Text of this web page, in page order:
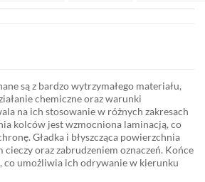
są z bardzo wytrzymałego materiału,
chemiczne oraz warunki
na ich stosowanie w różnych zakresach
kolców jest wzmocniona laminacją, co
Gładka i błyszcząca powierzchnia
oraz zabrudzeniem oznaczeń. Końce
co umożliwia ich odrywanie w kierunku